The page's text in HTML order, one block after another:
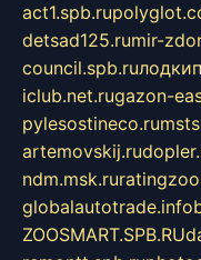
act1.spb.ru
detsad125.rumir-
council.spb.ru
iclub.net.rugazon-
pylesostineco.ru
artemovskij.ru
ndm.msk.ru
globalautotrade.info
ZOOSMART.SPB.RU